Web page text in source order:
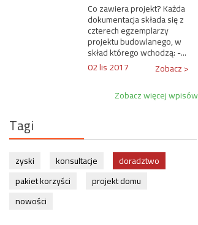
Co zawiera projekt? Każda
dokumentacja składa się z
czterech egzemplarzy
projektu budowlanego, w
skład którego wchodzą: -...
02 lis 2017
Zobacz >
Zobacz więcej wpisów
Tagi
zyski konsultacje
doradztwo
pakiet korzyści
projekt domu
nowości